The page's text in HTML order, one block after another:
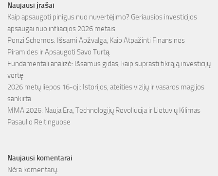
Naujausi įrašai
Kaip apsaugoti pinigus nuo nuvertėjimo? Geriausios investicijos
apsaugai nuo infliacijos 2026 metais
Ponzi Schemos: Išsami Apžvalga, Kaip Atpažinti Finansines
Piramides ir Apsaugoti Savo Turtą
Fundamentali analizė: Išsamus gidas, kaip suprasti tikrąją investicijų
vertę
2026 metų liepos 16-oji: Istorijos, ateities vizijų ir vasaros magijos
sankirta
MMA 2026: Nauja Era, Technologijų Revoliucija ir Lietuvių Kilimas
Pasaulio Reitinguose
Naujausi komentarai
Nėra komentarų.